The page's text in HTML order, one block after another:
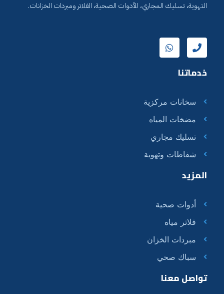
التهوية، تسليك المجاري، الأدوات الصحية، الفلاتر ومبردات الخزانات.
خدماتنا
سخانات مركزية
مضخات المياه
تسليك مجاري
شفاطات وتهوية
المزيد
أدوات صحية
فلاتر مياه
مبردات الخزان
سباك صحي
تواصل معنا